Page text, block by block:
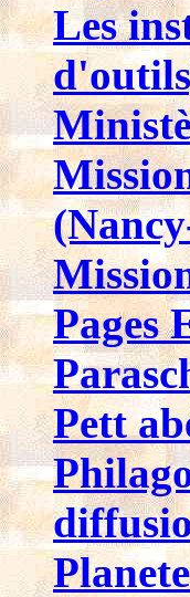
Les
Pages
Pett